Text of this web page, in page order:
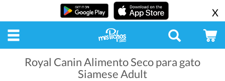
X
Royal Canin Alimento Seco para gato
Siamese Adult